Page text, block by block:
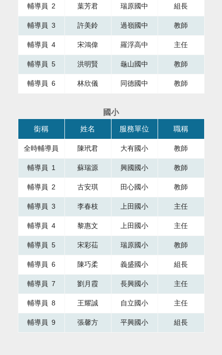
輔導員 2 葉芳君 瑞原國中 組長
輔導員 3 許美鈴 過嶺國中 教師
輔導員 4 宋鴻偉 羅浮高中 主任
輔導員 5 洪明賢 龜山國中 教師
輔導員 6 林欣儀 同德國中 教師
國小
本表格為組織成員，共有四個直欄，第一直欄銜稱，第二直
銜稱 姓名 服務單位 職稱
全時輔導員 陳玳君 大有國小 教師
輔導員 1 蘇瑞源 興國國小 教師
輔導員 2 古安琪 田心國小 教師
輔導員 3 李春枝 上田國小 主任
輔導員 4 黎惠文 上田國小 主任
輔導員 5 宋彩苮 瑞原國小 教師
輔導員 6 陳巧柔 義盛國小 組長
輔導員 7 劉月霞 長興國小 主任
輔導員 8 王耀誠 自立國小 主任
輔導員 9 張馨方 平興國小 組長